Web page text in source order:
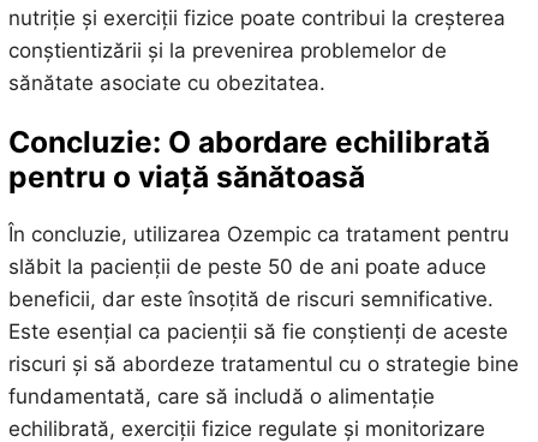
nutriție și exerciții fizice poate contribui la creșterea
conștientizării și la prevenirea problemelor de
sănătate asociate cu obezitatea.
Concluzie: O abordare echilibrată
pentru o viață sănătoasă
În concluzie, utilizarea Ozempic ca tratament pentru
slăbit la pacienții de peste 50 de ani poate aduce
beneficii, dar este însoțită de riscuri semnificative.
Este esențial ca pacienții să fie conștienți de aceste
riscuri și să abordeze tratamentul cu o strategie bine
fundamentată, care să includă o alimentație
echilibrată, exerciții fizice regulate și monitorizare